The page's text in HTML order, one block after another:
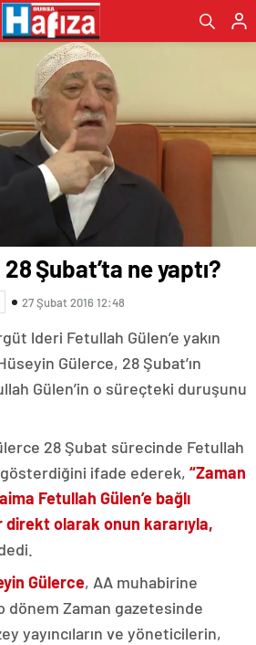
Şubat’ta ne yaptı?
27 Şubat 2016 12:48
lderi Fetullah Gülen’e yakın
Gülerce, 28 Şubat’ın
Gülen’in o süreçteki duruşunu
28 Şubat sürecinde Fetullah
gösterdiğini ifade ederek, “Zaman
Fetullah Gülen’e bağlı
olarak onun kararıyla,
Gülerce, AA muhabirine
dönem Zaman gazetesinde
yayıncıların ve yöneticilerin,